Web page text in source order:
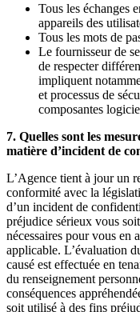
Tous les échanges
appareils des
Tous les mots de
Le fournisseur de
de respecter
impliquent
et processus de
composantes
7. Quelles sont les
matière d’incident de
L’Agence tient à jour un
conformité avec la
d’un incident de
préjudice sérieux vous
nécessaires pour vous en
applicable. L’évaluation
causé est effectuée en
du renseignement
conséquences
soit utilisé à des fins